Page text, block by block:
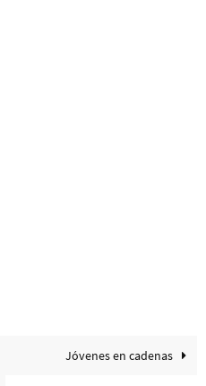
Jóvenes en cadenas